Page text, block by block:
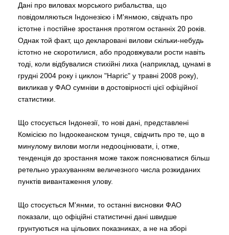
Дані про виловах морського рибальства, що
повідомляються Індонезією і М'янмою, свідчать про
істотне і постійне зростання протягом останніх 20 років.
Однак той факт, що декларовані вилови скільки-небудь
істотно не скоротилися, або продовжували рости навіть
тоді, коли відбувалися стихійні лиха (наприклад, цунамі в
грудні 2004 року і циклон "Наргіс" у травні 2008 року),
викликав у ФАО сумніви в достовірності цієї офіційної
статистики.
Що стосується Індонезії, то нові дані, представлені
Комісією по Індоокеанском тунця, свідчить про те, що в
минулому вилови могли недооцінювати, і, отже,
тенденція до зростання може також пояснюватися більш
ретельно урахуванням величезного числа розкиданих
пунктів вивантаження улову.
Що стосується М'янми, то останні висновки ФАО
показали, що офіційні статистичні дані швидше
грунтуються на цільових показниках, а не на зборі